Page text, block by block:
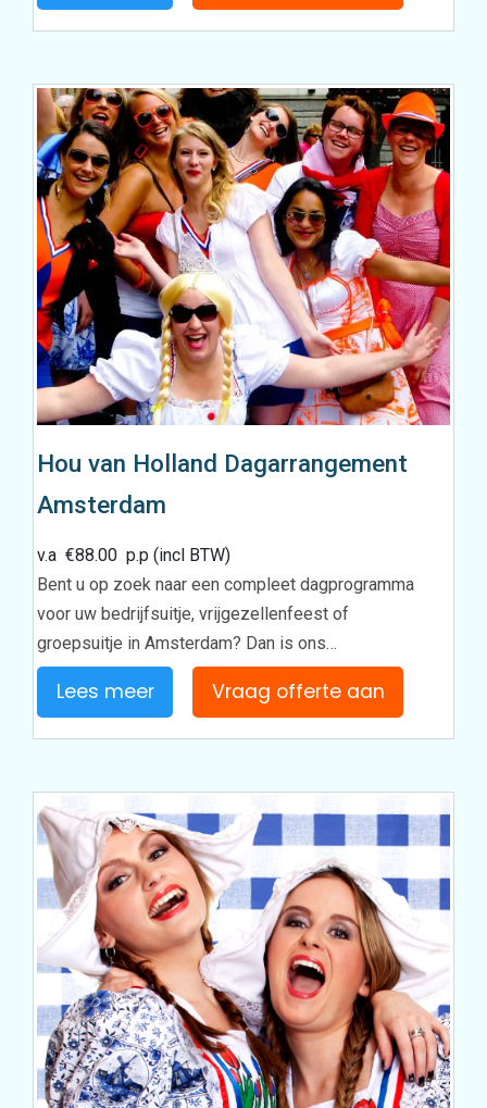
Hou van Holland Dagarrangement
Amsterdam
v.a€88.00 p.p (incl BTW)
Bent u op zoek naar een compleet dagprogramma
voor uw bedrijfsuitje, vrijgezellenfeest of
groepsuitje in Amsterdam? Dan is ons…
Lees meer Vraag offerte aan